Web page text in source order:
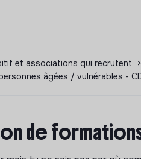
et associations qui recrutent >
âgées / vulnérables -
de